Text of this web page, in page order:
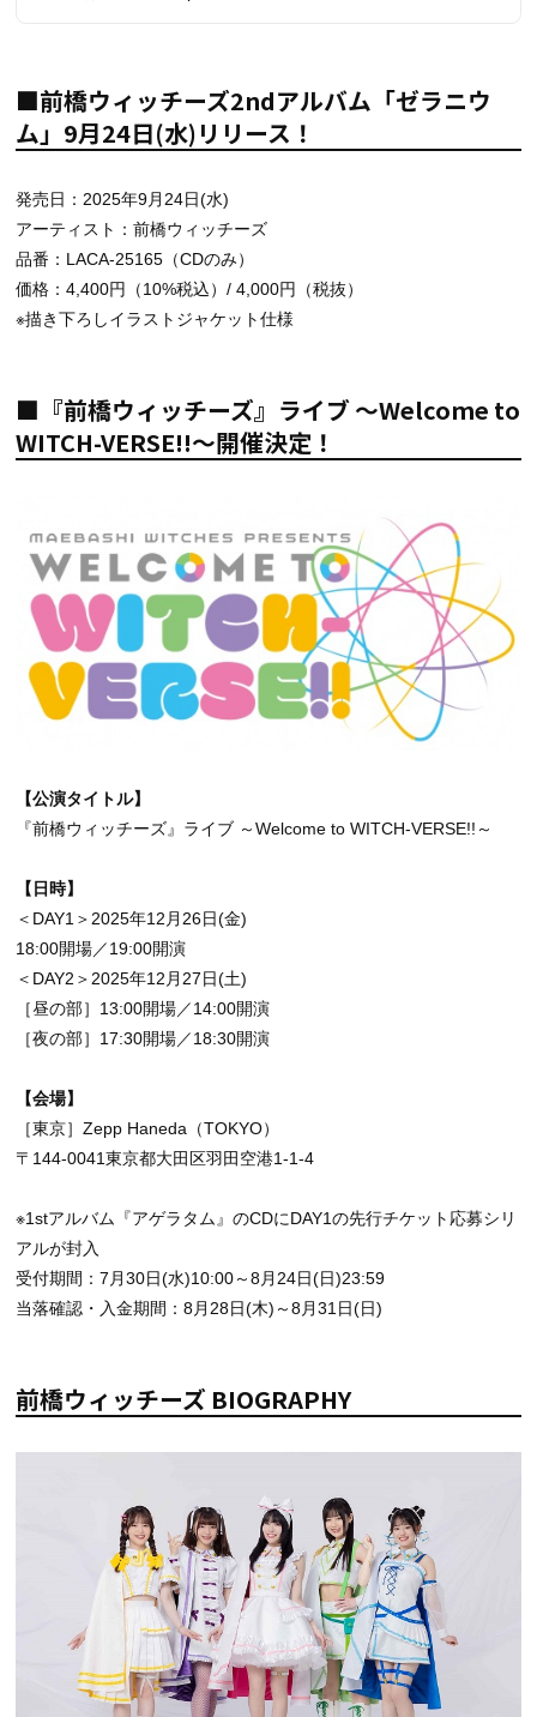
■前橋ウィッチーズ2ndアルバム「ゼラニウ
ム」9月24日(水)リリース！
発売日：2025年9月24日(水)
アーティスト：前橋ウィッチーズ
品番：LACA-25165（CDのみ）
価格：4,400円（10%税込）/ 4,000円（税抜）
※描き下ろしイラストジャケット仕様
■『前橋ウィッチーズ』ライブ ～Welcome to
WITCH-VERSE!!～開催決定！
【公演タイトル】
『前橋ウィッチーズ』ライブ ～Welcome to WITCH-VERSE!!～
【日時】
＜DAY1＞2025年12月26日(金)
18:00開場／19:00開演
＜DAY2＞2025年12月27日(土)
［昼の部］13:00開場／14:00開演
［夜の部］17:30開場／18:30開演
【会場】
［東京］Zepp Haneda（TOKYO）
〒144-0041東京都大田区羽田空港1-1-4
※1stアルバム『アゲラタム』のCDにDAY1の先行チケット応募シリ
アルが封入
受付期間：7月30日(水)10:00～8月24日(日)23:59
当落確認・入金期間：8月28日(木)～8月31日(日)
前橋ウィッチーズ BIOGRAPHY